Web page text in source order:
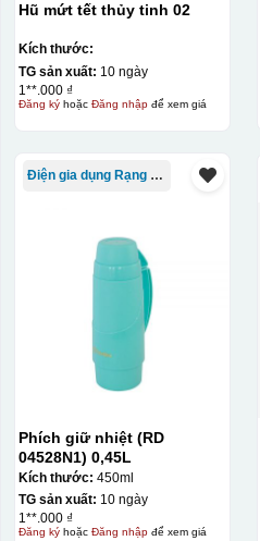
Hũ mứt tết thủy tinh 02
Kích thước:
TG sản xuất: 10 ngày
1**.000 ₫
Đăng kýhoặc Đăng nhậpđể xem giá
Điện gia dụng Rạng Đông
Phích giữ nhiệt (RD
04528N1) 0,45L
Kích thước: 450ml
TG sản xuất: 10 ngày
1**.000 ₫
Đăng kýhoặc Đăng nhậpđể xem giá